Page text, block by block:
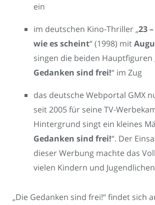
ein
im deutschen Kino-Thriller „23
wie es scheint“ (1998) mit
singen die beiden Hauptfiguren
Gedanken sind frei!“ im Zug
das deutsche Webportal GMX
seit 2005 für seine TV-
Hintergrund singt ein kleines
Gedanken sind frei!“. Der
dieser Werbung machte das
vielen Kindern und
„Die Gedanken sind frei!“ findet sich